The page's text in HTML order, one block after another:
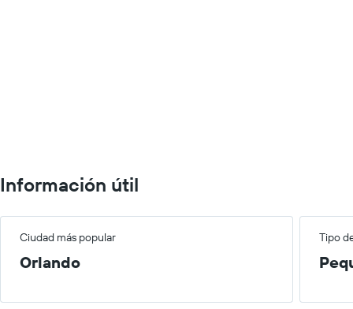
Información útil
Ciudad más popular Tipo
Orlando